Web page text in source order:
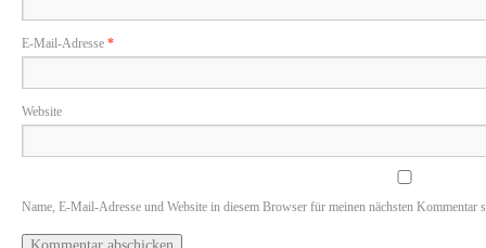
E-Mail-Adresse *
Website
Name, E-Mail-Adresse und Website in diesem Browser für meinen nächsten Kommentar